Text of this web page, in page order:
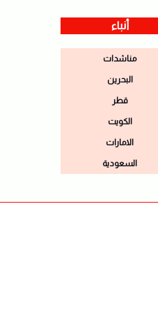
أنباء
مناشدات
البحرين
قطر
الكويت
الامارات
السعودية